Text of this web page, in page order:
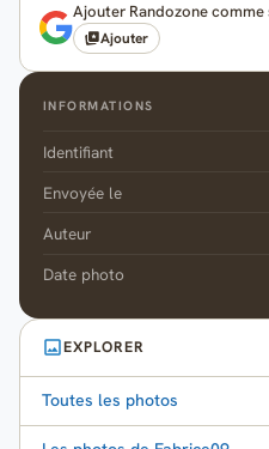
Ajouter Randozone
Ajouter
INFORMATIONS
Identifiant
Envoyée le
Auteur
Date photo
EXPLORER
Toutes les photos